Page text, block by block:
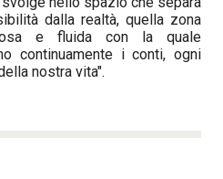
dalla realtà, quella zona
e fluida con la quale
continuamente i conti, ogni
nostra vita".